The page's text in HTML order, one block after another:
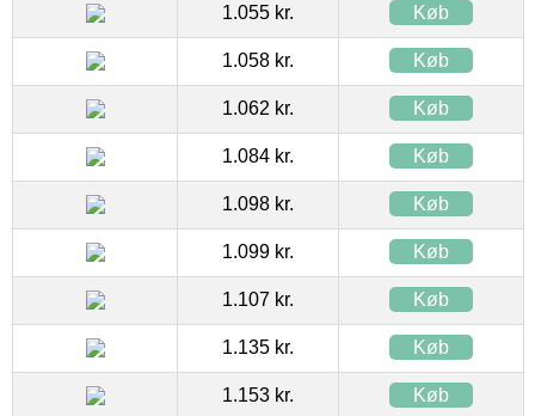
1.055 kr. Køb
1.058 kr. Køb
1.062 kr. Køb
1.084 kr. Køb
1.098 kr. Køb
1.099 kr. Køb
1.107 kr. Køb
1.135 kr. Køb
1.153 kr. Køb